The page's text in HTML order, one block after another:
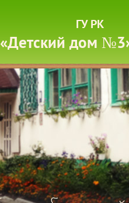
ГУ РК
«Детский дом